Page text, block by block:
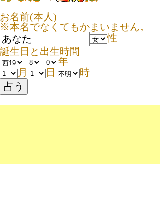
お名前(本人)
※本名でなくてもかまいません。
性
誕生日と出生時間
年
月
日 時